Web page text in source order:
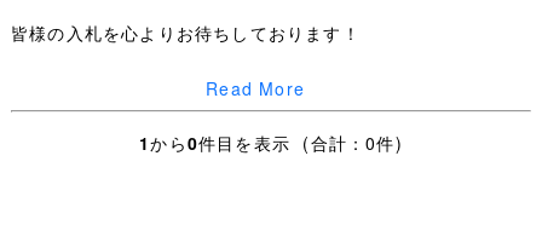
皆様の入札を心よりお待ちしております！
Read More
1から0件目を表示 (合計：0件)